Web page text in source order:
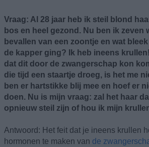
Vraag: Al 28 jaar heb ik steil blond
bos en heel gezond. Nu ben ik zeven
bevallen van een zoontje en wat
de kapper ging? Ik heb ineens
dat dit door de zwangerschap kon
die tijd een staartje droeg, is het me
ben er hartstikke blij mee en hoef er
doen. Nu is mijn vraag: zal het haar
opnieuw steil zijn of hou ik mijn
Antwoord: Het feit dat je ineens krullen
hormonen te maken van de